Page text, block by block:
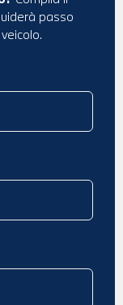
passo